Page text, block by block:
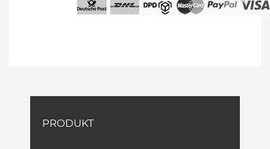
PRODUKT